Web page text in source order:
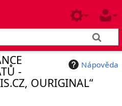
Nápověda
-
OURIGINAL“